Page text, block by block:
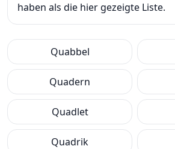
haben als die hier gezeigte Liste.
Quabbel
Quadern
Quadlet
Quadrik